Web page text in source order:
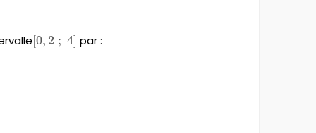
[0,2\;;\;4]
[0, 2 ; 4] par :